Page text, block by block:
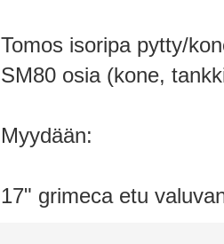
Tomos isoripa pytty/
SM80 osia (kone,
Myydään:
17" grimeca etu